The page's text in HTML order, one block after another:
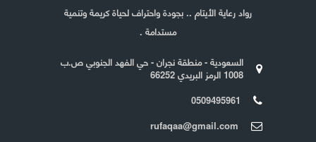
رواد رعاية الأيتام .. بجودة واحتراف لحياة كريمة وتنمية
مستدامة .
السعودية - منطقة نجران - حي الفهد الجنوبي ص.ب
1008 الرمز البريدي 66252
0509495961
rufaqaa@gmail.com